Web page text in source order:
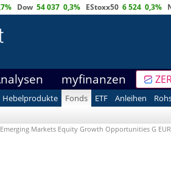
Dow 54 037 0,3% EStoxx50 6 524 0,3%
myfinanzen
Hebelprodukte Fonds ETF Anleihen
Markets Equity Growth Opportunities G